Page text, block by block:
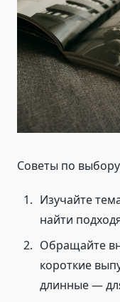
Советы по
Изучайте
найти
Обращайте
короткие
длинные —